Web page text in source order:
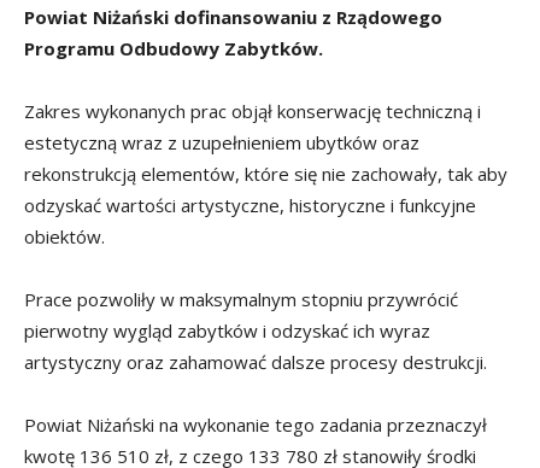
Powiat Niżański dofinansowaniu z Rządowego
Programu Odbudowy Zabytków.
Zakres wykonanych prac objął konserwację techniczną i
estetyczną wraz z uzupełnieniem ubytków oraz
rekonstrukcją elementów, które się nie zachowały, tak aby
odzyskać wartości artystyczne, historyczne i funkcyjne
obiektów.
Prace pozwoliły w maksymalnym stopniu przywrócić
pierwotny wygląd zabytków i odzyskać ich wyraz
artystyczny oraz zahamować dalsze procesy destrukcji.
Powiat Niżański na wykonanie tego zadania przeznaczył
kwotę 136 510 zł, z czego 133 780 zł stanowiły środki